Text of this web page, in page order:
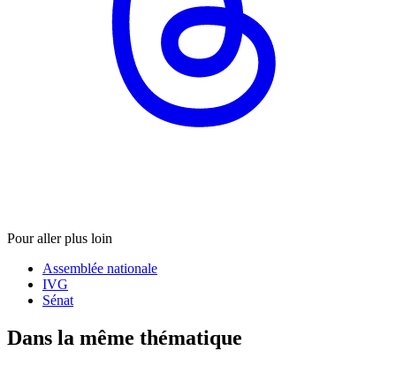
Pour aller plus loin
Assemblée nationale
IVG
Sénat
Dans la même thématique